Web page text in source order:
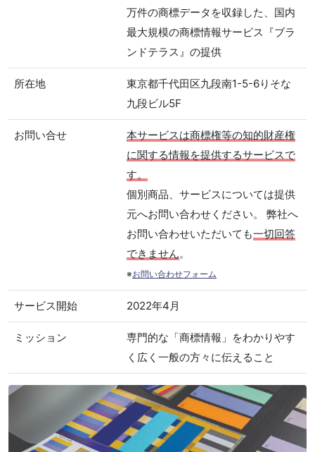
万件の商標データを収録した、国内
最大規模の商標情報サービス『ブラ
ンドテラス』の提供
所在地
東京都千代田区九段南1-5-6りそな
九段ビル5F
お問い合せ
本サービスは商標権等の知的財産権
に関する情報を提供するサービスで
す。
個別商品、サービスについては提供
元へお問い合わせください。 弊社へ
お問い合わせいただいても一切回答
できません。
※お問い合わせフォーム
サービス開始 2022年4月
ミッション
専門的な「商標情報」をわかりやす
く広く一般の方々に伝えること